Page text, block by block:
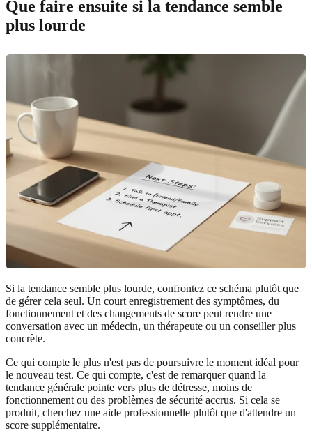
Que faire ensuite si la tendance semble
plus lourde
Si la tendance semble plus lourde, confrontez ce schéma plutôt que
de gérer cela seul. Un court enregistrement des symptômes, du
fonctionnement et des changements de score peut rendre une
conversation avec un médecin, un thérapeute ou un conseiller plus
concrète.
Ce qui compte le plus n'est pas de poursuivre le moment idéal pour
le nouveau test. Ce qui compte, c'est de remarquer quand la
tendance générale pointe vers plus de détresse, moins de
fonctionnement ou des problèmes de sécurité accrus. Si cela se
produit, cherchez une aide professionnelle plutôt que d'attendre un
score supplémentaire.